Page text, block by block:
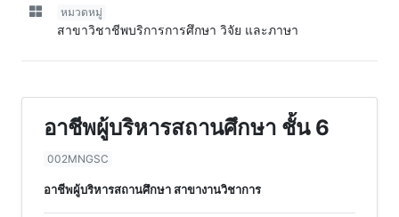
หมวดหมู่
สาขาวิชาชีพบริการการศึกษา วิจัย และภาษา
อาชีพผู้บริหารสถานศึกษา ชั้น 6
002MNGSC
อาชีพผู้บริหารสถานศึกษา สาขางานวิชาการ